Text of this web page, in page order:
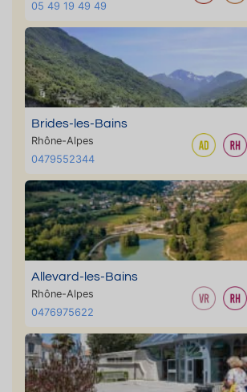
05 49 19 49 49
Brides-les-Bains
Rhône-Alpes
0479552344
Allevard-les-Bains
Rhône-Alpes
0476975622